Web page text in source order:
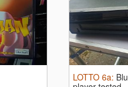
LOTTO 6a: